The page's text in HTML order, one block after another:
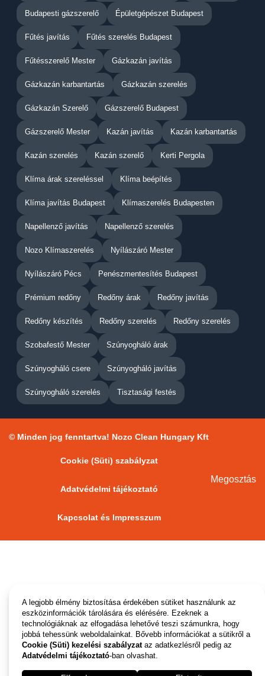
Budapesti gázszerelő Épületgépészet Budapest
Fűtés javítás Fűtés szerelés Budapest
Fűtésszerelő Mester Gázkazán javítás
Gázkazán karbantartás Gázkazán szerelés
Gázkazán Szerelő Gázszerelő Budapest
Gázszerelő Mester Kazán javítás Kazán karbantartás
Kazán szerelés Kazán szerelő Kerti Pergola
Klíma árak szereléssel Klíma beépítés
Klíma javítás Budapest Klímaszerelés Budapesten
Napellenző javítás Napellenző szerelés
Nozo Klímaszerelés Nyílászáró Mester
Nyílászáró Pécs Penészmentesítés Budapest
Prémium redőny Redőny árak Redőny javítás
Redőny készítés Redőny szerelés Redőny szerelés
Szobafestő Mester Szúnyogháló árak
Szúnyogháló csere Szúnyogháló javítás
Szúnyogháló szerelés Tisztasági festés
© Minden jog fenntartva! Nozo Clean Hungary Kft
Cookie (Süti) szabályzat
Adatvédelmi tájékoztató
Kapcsolat és Impresszum
Megosztás
A legjobb élmény biztosítása érdekében sütiket használunk az
eszközinformációk tárolására és elérésére. Ezeknek a
technológiáknak az elfogadása lehetővé teszi számunkra, hogy
jobbá tehessünk weboldalainkat. Bővebb információkat a sütikről a
Cookie (Süti) kezelési szabályzataz adatkezlésről pedig az
Adatvédelmi tájékoztató-ban olvashat.